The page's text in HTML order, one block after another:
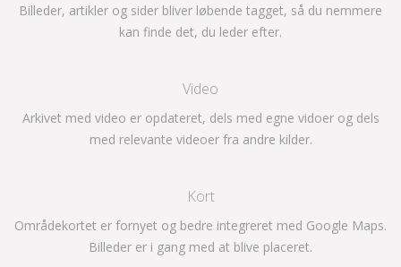
Billeder, artikler og sider bliver løbende tagget, så du nemmere
kan finde det, du leder efter.
Video
Arkivet med video er opdateret, dels med egne vidoer og dels
med relevante videoer fra andre kilder.
Kort
Områdekortet er fornyet og bedre integreret med Google Maps.
Billeder er i gang med at blive placeret.